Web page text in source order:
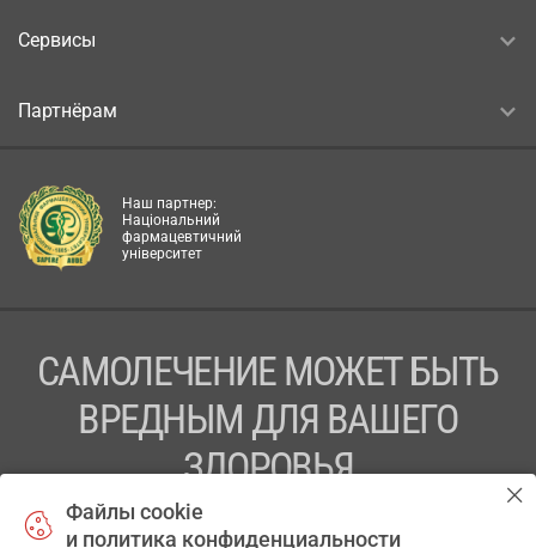
Сервисы
Партнёрам
Наш партнер:
Національний
фармацевтичний
університет
САМОЛЕЧЕНИЕ МОЖЕТ БЫТЬ
ВРЕДНЫМ ДЛЯ ВАШЕГО
ЗДОРОВЬЯ
ПЕРЕД ПРИМЕНЕНИЕМ ПРЕПАРАТА
Файлы cookie
и политика конфиденциальности